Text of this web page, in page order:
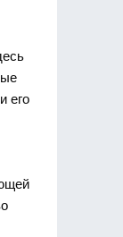
его